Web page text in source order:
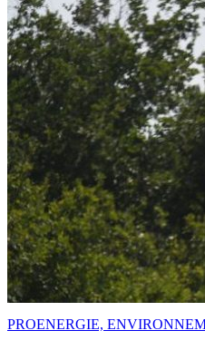
PROENERGIE,